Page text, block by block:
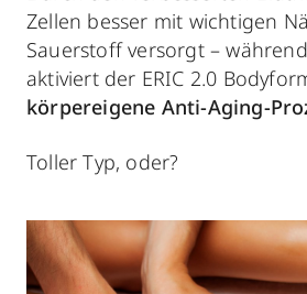
Zellen besser mit wichtigen
Sauerstoff versorgt –
aktiviert der ERIC 2.0
körpereigene Anti-Aging-
Toller Typ, oder?